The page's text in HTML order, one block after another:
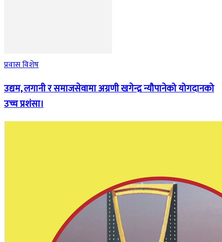
प्रवास विशेष
उद्यम, लगानी र समाजसेवामा अग्रणी खगेन्द्र न्यौपानेको योगदानको
उच्च प्रशंसा।